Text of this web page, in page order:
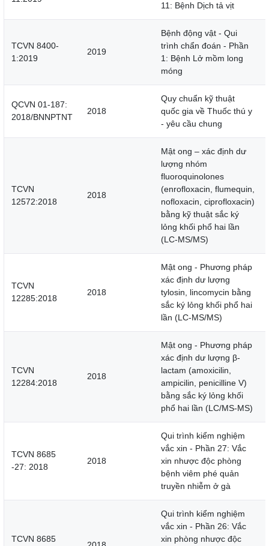
11: Bệnh Dịch tả vịt
TCVN 8400-
1:2019
2019
Bệnh động vật - Qui
trình chẩn đoán - Phần
1: Bệnh Lở mồm long
móng
QCVN 01-187:
2018/BNNPTNT
2018
Quy chuẩn kỹ thuật
quốc gia về Thuốc thú y
- yêu cầu chung
TCVN
12572:2018
2018
Mật ong – xác định dư
lượng nhóm
fluoroquinolones
(enrofloxacin, flumequin,
nofloxacin, ciprofloxacin)
bằng kỹ thuật sắc ký
lỏng khối phổ hai lần
(LC-MS/MS)
TCVN
12285:2018
2018
Mật ong - Phương pháp
xác định dư lượng
tylosin, lincomycin bằng
sắc ký lỏng khối phổ hai
lần (LC-MS/MS)
TCVN
12284:2018
2018
Mật ong - Phương pháp
xác định dư lượng β-
lactam (amoxicilin,
ampicilin, penicilline V)
bằng sắc ký lỏng khối
phổ hai lần (LC/MS-MS)
TCVN 8685
-27: 2018
2018
Qui trình kiểm nghiệm
vắc xin - Phần 27: Vắc
xin nhược độc phòng
bệnh viêm phé quản
truyền nhiễm ở gà
TCVN 8685
Qui trình kiểm nghiệm
vắc xin - Phần 26: Vắc
xin phòng nhược độc